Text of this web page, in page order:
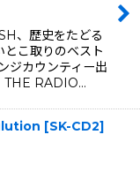
、歴史をたどる
こ取りのベスト
カウンティー出
THE RADIO…
[SK-CD2]